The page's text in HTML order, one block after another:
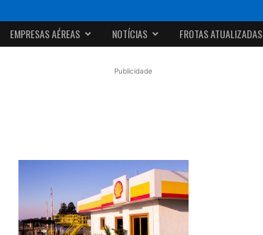
EMPRESAS AÉREAS NOTÍCIAS FROTAS ATUALIZADAS
Publicidade